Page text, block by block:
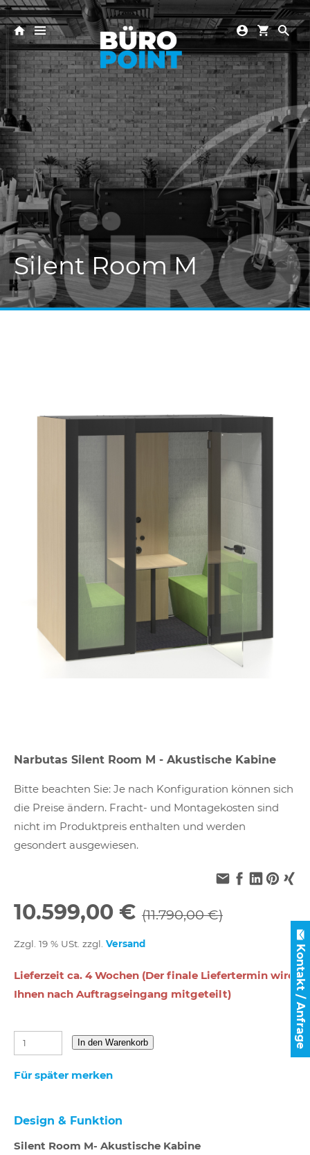
Silent Room M
Narbutas Silent Room M - Akustische Kabine
Bitte beachten Sie: Je nach Konfiguration können sich
die Preise ändern. Fracht- und Montagekosten sind
nicht im Produktpreis enthalten und werden
gesondert ausgewiesen.
10.599,00 € (11.790,00 €)
Zzgl. 19 % USt. zzgl. Versand
Lieferzeit ca. 4 Wochen (Der finale Liefertermin wird
Ihnen nach Auftragseingang mitgeteilt)
In den Warenkorb
Für später merken
Design & Funktion
Silent Room M- Akustische Kabine
Kontakt / Anfrage